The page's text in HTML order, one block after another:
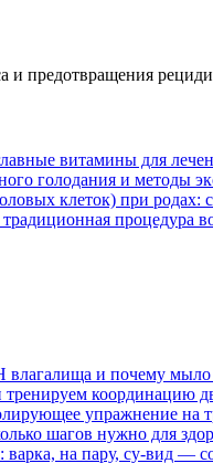
и предотвращения
витамины для
голодания и методы
клеток) при родах:
процедура
влагалища и почему
тренируем координацию
упражнение на
шагов нужно для
на пару, су-вид —